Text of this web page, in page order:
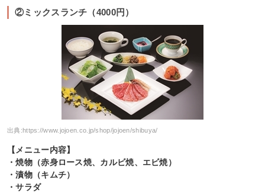
②ミックスランチ（4000円）
出典: https://www.jojoen.co.jp/shop/jojoen/shibuya/
【メニュー内容】
・焼物（赤身ロース焼、カルビ焼、エビ焼）
・漬物（キムチ）
・サラダ